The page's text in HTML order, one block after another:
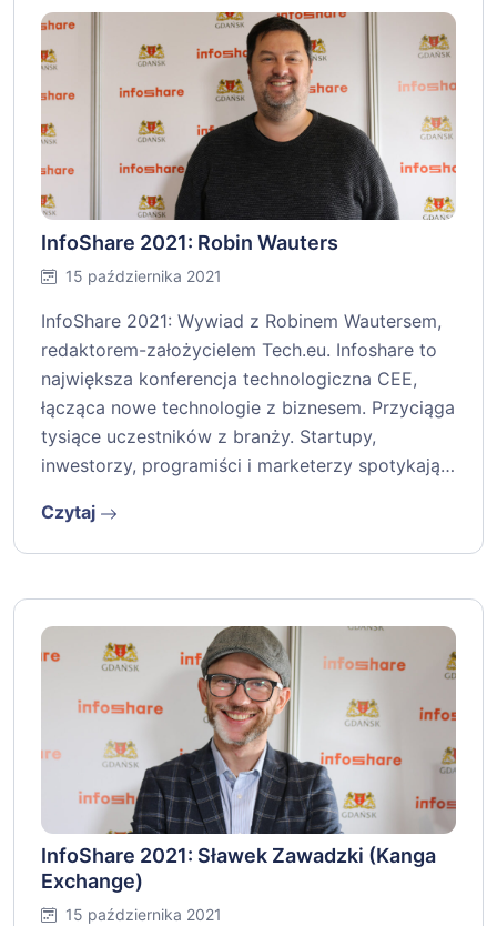
InfoShare 2021: Robin Wauters
15 października 2021
InfoShare 2021: Wywiad z Robinem Wautersem,
redaktorem-założycielem Tech.eu. Infoshare to
największa konferencja technologiczna CEE,
łącząca nowe technologie z biznesem. Przyciąga
tysiące uczestników z branży. Startupy,
inwestorzy, programiści i marketerzy spotykają…
Czytaj
InfoShare 2021: Sławek Zawadzki (Kanga
Exchange)
15 października 2021